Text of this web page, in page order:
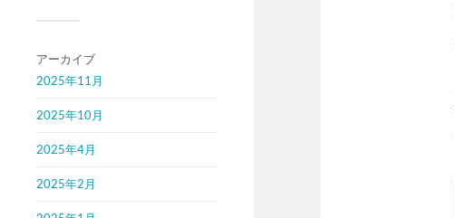
アーカイブ
2025年11月
2025年10月
2025年4月
2025年2月